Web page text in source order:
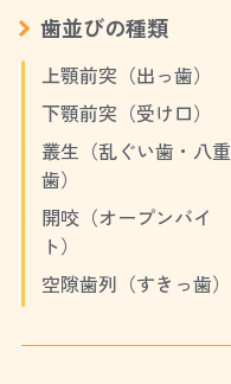
歯並びの種類
上顎前突（出っ歯）
下顎前突（受け口）
叢生（乱ぐい歯・八重
歯）
開咬（オープンバイ
ト）
空隙歯列（すきっ歯）